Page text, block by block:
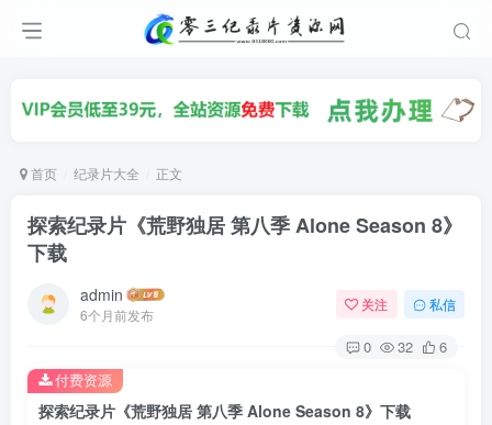
首页 纪录片大全 正文
探索纪录片《荒野独居 第八季 Alone Season 8》
下载
admin
6个月前发布
关注 私信
0 32 6
探索纪录片《荒野独居 第八季 Alone Season 8》下载
付费资源